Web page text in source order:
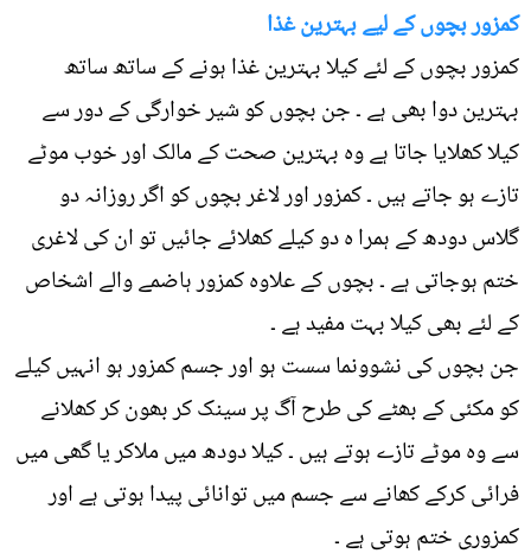
کمزور بچوں کے لیے بہترین غذا
کمزور بچوں کے لئے کیلا بہترین غذا ہونے کے ساتھ ساتھ
بہترین دوا بھی ہے ۔ جن بچوں کو شیر خوارگی کے دور سے
کیلا کھلایا جاتا ہے وہ بہترین صحت کے مالک اور خوب موٹے
تازے ہو جاتے ہیں ۔ کمزور اور لاغر بچوں کو اگر روزانہ دو
گلاس دودھ کے ہمرا ہ دو کیلے کھلائے جائیں تو ان کی لاغری
ختم ہوجاتی ہے ۔ بچوں کے علاوہ کمزور ہاضمے والے اشخاص
کے لئے بھی کیلا بہت مفید ہے ۔
جن بچوں کی نشوونما سست ہو اور جسم کمزور ہو انہیں کیلے
کو مکئی کے بھٹے کی طرح آگ پر سینک کر بھون کر کھلانے
سے وہ موٹے تازے ہوتے ہیں ۔ کیلا دودھ میں ملاکر یا گھی میں
فرائی کرکے کھانے سے جسم میں توانائی پیدا ہوتی ہے اور
کمزوری ختم ہوتی ہے ۔